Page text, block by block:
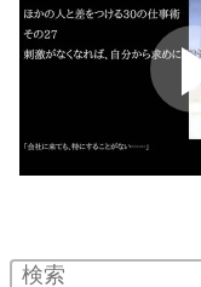
ポ
ポ
気
4 器
2.0倍速 （